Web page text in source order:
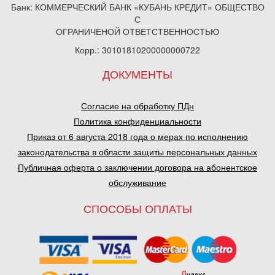
Банк: КОММЕРЧЕСКИЙ БАНК «КУБАНЬ КРЕДИТ» ОБЩЕСТВО
С
ОГРАНИЧЕНОЙ ОТВЕТСТВЕННОСТЬЮ
Корр.: 30101810200000000722
ДОКУМЕНТЫ
Согласие на обработку ПДн
Политика конфиденциальности
Приказ от 6 августа 2018 года о мерах по исполнению
законодательства в области защиты персональных данных
Публичная оферта о заключении договора на абонентское
обслуживание
СПОСОБЫ ОПЛАТЫ